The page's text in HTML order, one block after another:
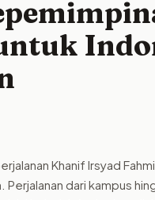
Khanif Irsyad
dari kampus